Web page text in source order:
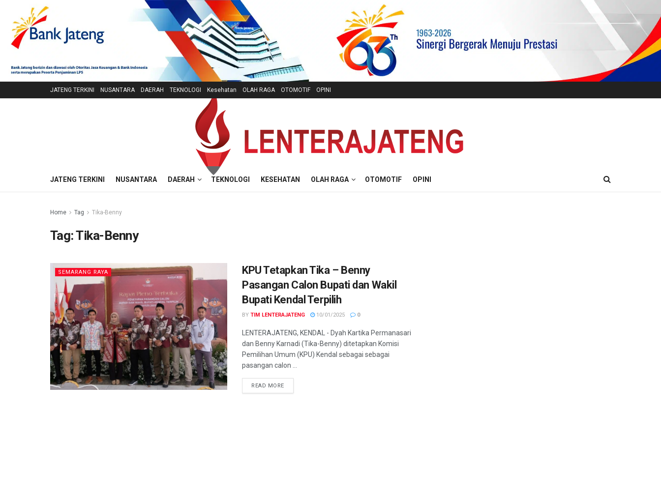
JATENG TERKINI NUSANTARA DAERAH TEKNOLOGI Kesehatan OLAH RAGA OTOMOTIF OPINI
JATENG TERKINI NUSANTARA DAERAH TEKNOLOGI KESEHATAN OLAH RAGA OTOMOTIF OPINI
Home Tag Tika-Benny
Tag:Tika-Benny
SEMARANG RAYA
KPU Tetapkan Tika – Benny
Pasangan Calon Bupati dan Wakil
Bupati Kendal Terpilih
BY TIM LENTERAJATENG 10/01/2025 0
LENTERAJATENG, KENDAL - Dyah Kartika Permanasari
dan Benny Karnadi (Tika-Benny) ditetapkan Komisi
Pemilihan Umum (KPU) Kendal sebagai sebagai
pasangan calon ...
READ MOREDETAILS